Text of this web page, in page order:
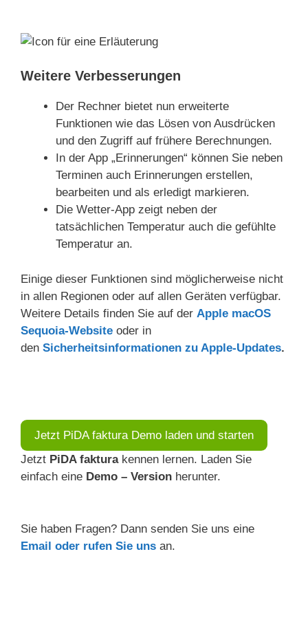
Weitere Verbesserungen
Der Rechner bietet nun erweiterte
Funktionen wie das Lösen von Ausdrücken
und den Zugriff auf frühere Berechnungen.
In der App „Erinnerungen“ können Sie neben
Terminen auch Erinnerungen erstellen,
bearbeiten und als erledigt markieren.
Die Wetter-App zeigt neben der
tatsächlichen Temperatur auch die gefühlte
Temperatur an.
Einige dieser Funktionen sind möglicherweise nicht
in allen Regionen oder auf allen Geräten verfügbar.
Weitere Details finden Sie auf der Apple macOS
Sequoia-Website oder in
den Sicherheitsinformationen zu Apple-Updates.
Jetzt PiDA faktura Demo laden und starten
Jetzt PiDA fakturakennen lernen. Laden Sie
einfach eine Demo – Version herunter.
Sie haben Fragen? Dann senden Sie uns eine
Email oder rufen Sie uns an.